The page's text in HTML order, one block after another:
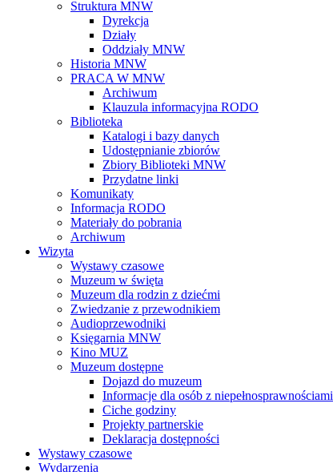
Struktura MNW
Dyrekcja
Działy
Oddziały MNW
Historia MNW
PRACA W MNW
Archiwum
Klauzula informacyjna RODO
Biblioteka
Katalogi i bazy danych
Udostępnianie zbiorów
Zbiory Biblioteki MNW
Przydatne linki
Komunikaty
Informacja RODO
Materiały do pobrania
Archiwum
Wizyta
Wystawy czasowe
Muzeum w święta
Muzeum dla rodzin z dziećmi
Zwiedzanie z przewodnikiem
Audioprzewodniki
Księgarnia MNW
Kino MUZ
Muzeum dostępne
Dojazd do muzeum
Informacje dla osób z niepełnosprawnościami
Ciche godziny
Projekty partnerskie
Deklaracja dostępności
Wystawy czasowe
Wydarzenia